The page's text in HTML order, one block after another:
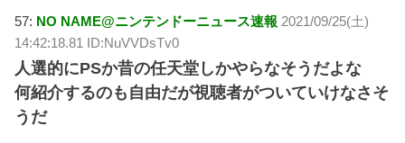
57: NO NAME@ニンテンドーニュース速報 2021/09/25(土)
14:42:18.81 ID:NuVVDsTv0
人選的にPSか昔の任天堂しかやらなそうだよな
何紹介するのも自由だが視聴者がついていけなさそ
うだ